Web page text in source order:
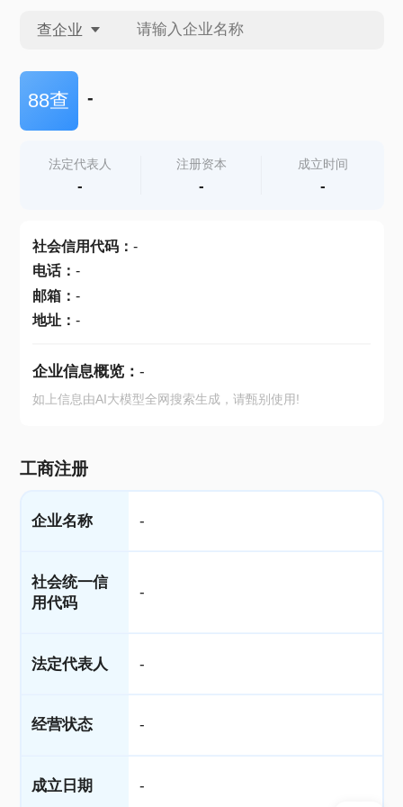
查企业
查企业
查产地
88查 -
法定代表人
-
注册资本
-
成立时间
-
社会信用代码： -
电话： -
邮箱： -
地址： -
企业信息概览： -
如上信息由AI大模型全网搜索生成，请甄别使用!
工商注册
企业名称 -
社会统一信
用代码
-
法定代表人 -
经营状态 -
成立日期 -